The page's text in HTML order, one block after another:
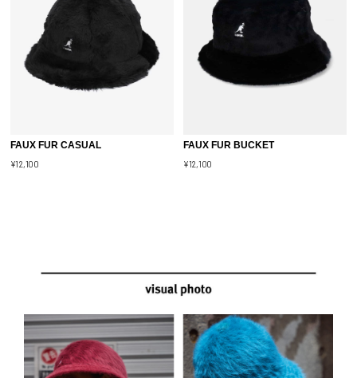
FAUX FUR CASUAL
¥12,100
FAUX FUR BUCKET
¥12,100